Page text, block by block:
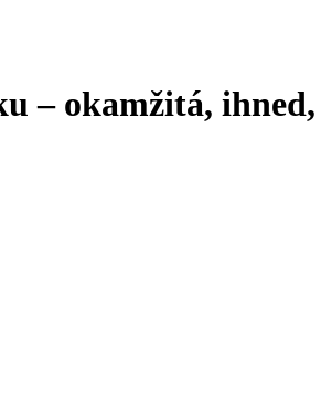
– okamžitá,